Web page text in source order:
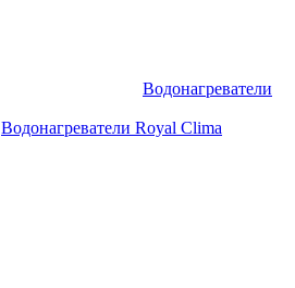
Водонагреватели
Водонагреватели Royal Clima